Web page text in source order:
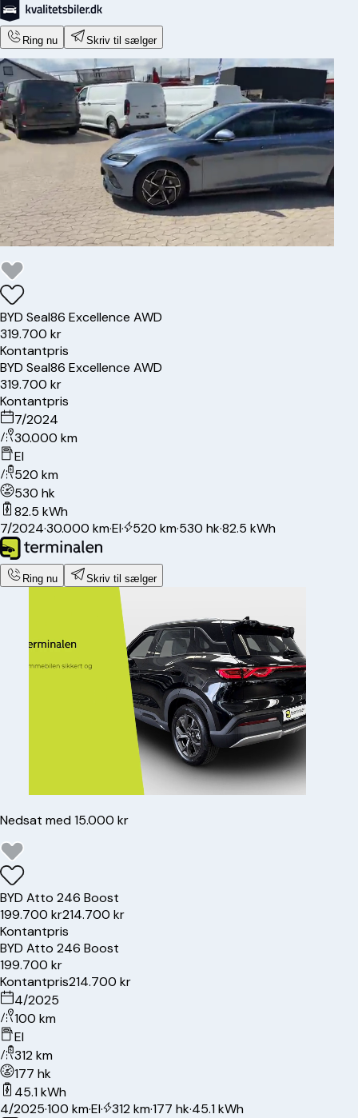
Ring nu Skriv til sælger
BYD Seal86 Excellence AWD
319.700 kr
Kontantpris
BYD Seal86 Excellence AWD
319.700 kr
Kontantpris
7/2024
30.000 km
El
520 km
530 hk
82.5 kWh
7/2024·30.000 km·El· 520 km·530 hk·82.5 kWh
Ring nu Skriv til sælger
Nedsat med 15.000 kr
BYD Atto 246 Boost
199.700 kr214.700 kr
Kontantpris
BYD Atto 246 Boost
199.700 kr
Kontantpris214.700 kr
4/2025
100 km
El
312 km
177 hk
45.1 kWh
4/2025·100 km·El· 312 km·177 hk·45.1 kWh